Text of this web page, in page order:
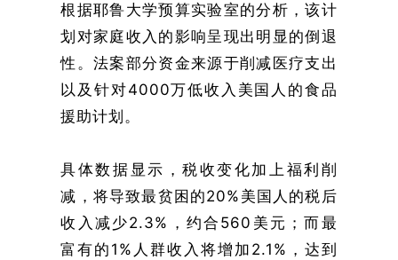
根据耶鲁大学预算实验室的分析，该计
划对家庭收入的影响呈现出明显的倒退
性。法案部分资金来源于削减医疗支出
以及针对4000万低收入美国人的食品
援助计划。
具体数据显示，税收变化加上福利削
减，将导致最贫困的20%美国人的税后
收入减少2.3%，约合560美元；而最
富有的1%人群收入将增加2.1%，达到